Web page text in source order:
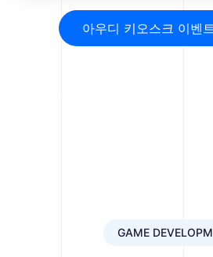
아우디 키오스크 이벤
GAME